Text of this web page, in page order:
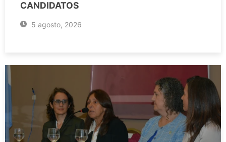
CANDIDATOS
5 agosto, 2026